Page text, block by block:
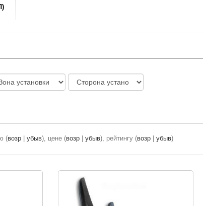
(возр убыв), цене (возр убыв), рейтингу (возр убыв)